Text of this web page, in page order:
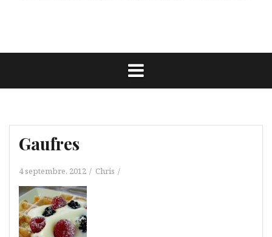
Gaufres
4 septembre, 2012 Chris